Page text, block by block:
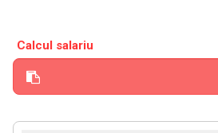
Calcul salariu